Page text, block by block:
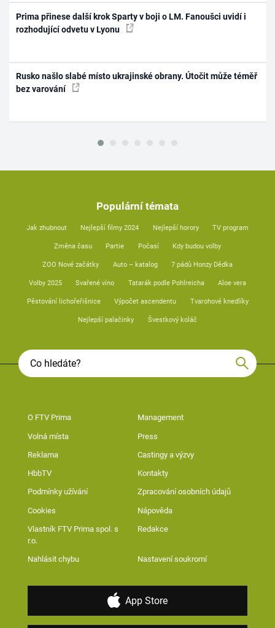
Prima přinese další krok Sparty v boji o LM. Fanoušci uvidí i
rozhodující odvetu v Lyonu
Rusko našlo slabé místo ukrajinské obrany. Útočit může téměř
bez varování
Populární témata
Jak zhubnout Nejlepší filmy 2024 Nejlepší horory TV program
Změna času Partie Počasí Kdy budou volby
ZOO Nové začátky Auto – katalog 7 pádů Honzy Dědka
Volby 2025 Svařené víno Tatarák podle Pohlreicha Aloe vera
Pěstování lichořeřišnice Výpočet ascendentu Tvarohové knedlíky
Nejlepší palačinky Švestkový koláč
O FTV Prima Management
Volná místa Press
Reklama Castingy a výzvy
HbbTV Kontakty
Podmínky užívání Zpracování osobních údajů
Cookies Nápověda
Vlastník FTV Prima spol. s
r.o.
Redakce
Nahlásit chybu Nastavení soukromí
App Store